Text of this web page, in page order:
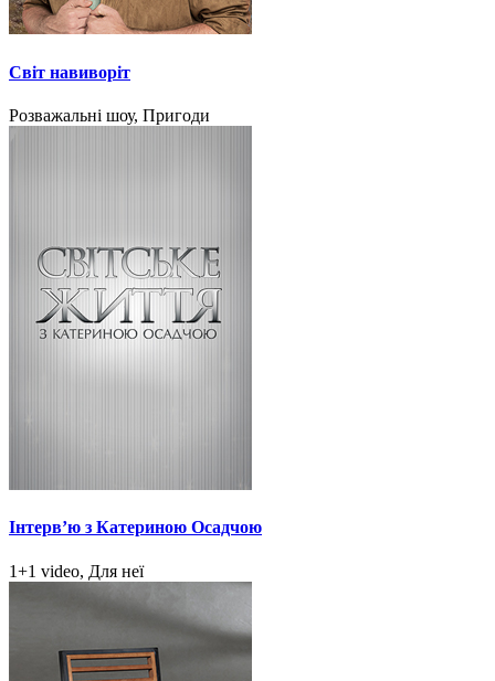
Світ навиворіт
Розважальні шоу, Пригоди
Інтерв’ю з Катериною Осадчою
1+1 video, Для неї